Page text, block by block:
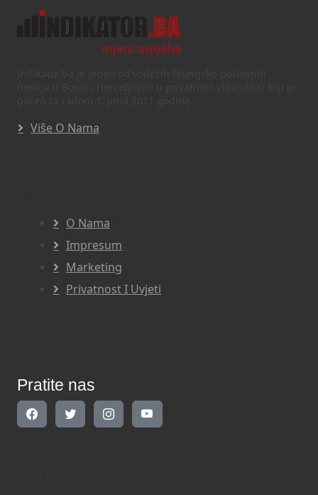
Više O Nama
O Nama
Impresum
Marketing
Privatnost I Uvjeti
Pratite nas